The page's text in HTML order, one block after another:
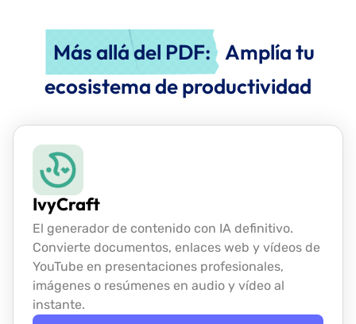
Más allá del PDF: Amplía tu
ecosistema de productividad
IvyCraft
El generador de contenido con IA definitivo.
Convierte documentos, enlaces web y vídeos de
YouTube en presentaciones profesionales,
imágenes o resúmenes en audio y vídeo al
instante.